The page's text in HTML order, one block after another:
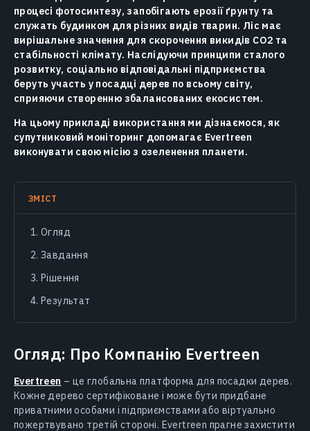
процесі фотосинтезу, запобігають ерозії ґрунту та
служать будинком для різних видів тварин. Ліс має
вирішальне значення для скорочення викидів CO2 та
стабільності клімату. Наслідуючи принципи сталого
розвитку, соціально відповідальні підприємства
беруть участь у посадці дерев по всьому світу,
сприяючи створенню збалансованих екосистем.
На цьому прикладі використання ми дізнаємося, як
супутниковий моніторинг допомагає Evertreen
виконувати свою місію з озеленення планети.
ЗМІСТ
Огляд
Завдання
Рішення
Результат
Огляд: Про Компанію Evertreen
Evertreen – це глобальна платформа для посадки дерев.
Кожне дерево сертифіковане і може бути придбане
приватними особами і підприємствами або віртуально
пожертвувано третій стороні. Evertreen прагне захистити